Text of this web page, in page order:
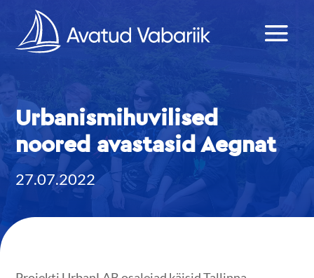
Urbanismihuvilised
noored avastasid Aegnat
27.07.2022